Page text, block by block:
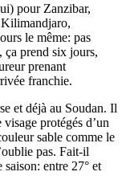
pour Zanzibar,
Kilimandjaro,
le même: pas
ça prend six jours,
prenant
franchie.
et déjà au Soudan. Il
protégés d’un
sable comme le
pas. Fait-il
saison: entre 27° et